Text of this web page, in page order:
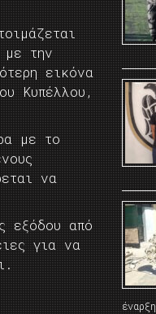
με την
εικόνα
Κυπέλλου,
με το
να
εξόδου από
για να